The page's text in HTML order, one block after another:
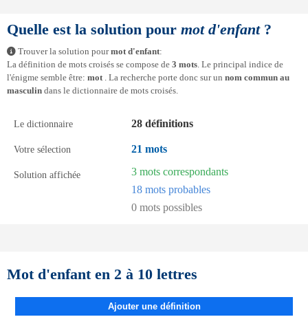
Quelle est la solution pour mot d'enfant?
Trouver la solution pourmot d'enfant:
La définition de mots croisés se compose de 3 mots. Le principal indice de
l'énigme semble être: mot. La recherche porte donc sur un nom commun au
masculin dans le dictionnaire de mots croisés.
Le dictionnaire 28 définitions
Votre sélection 21 mots
Solution affichée
3 mots correspondants
18 mots probables
0 mots possibles
Mot d'enfant en 2 à 10 lettres
Ajouter une définition